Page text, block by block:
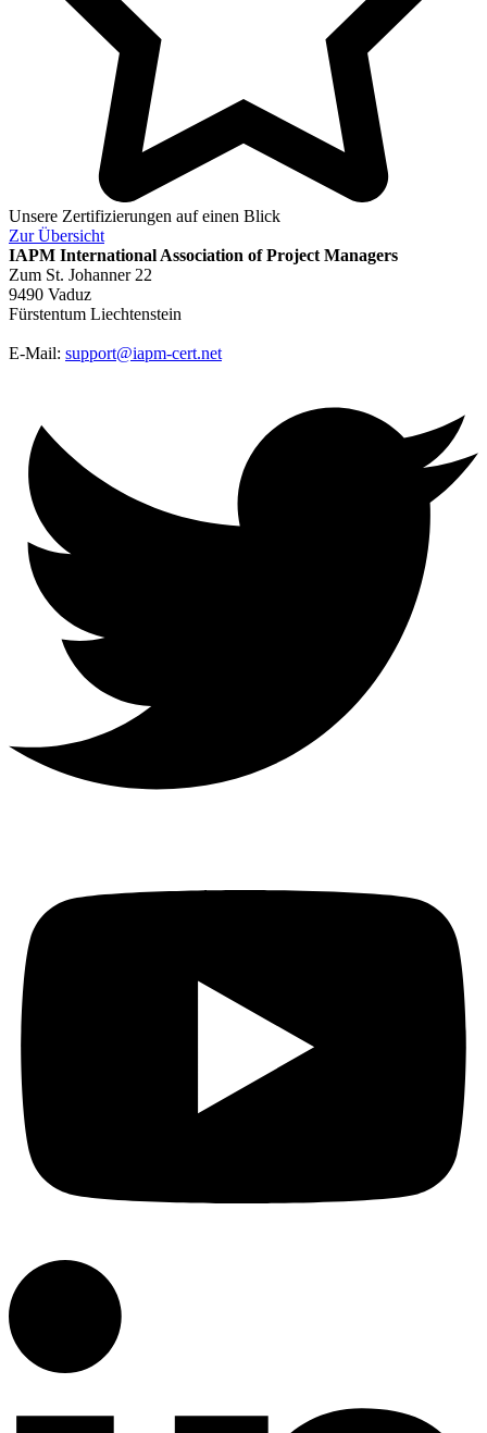
Unsere Zertifizierungen auf einen Blick
ZurÜbersicht
IAPM International Association of Project Managers
Zum St. Johanner 22
9490 Vaduz
Fürstentum Liechtenstein
E-Mail: support@iapm-cert.net